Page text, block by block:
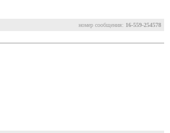
номер сообщения: 16-559-254578